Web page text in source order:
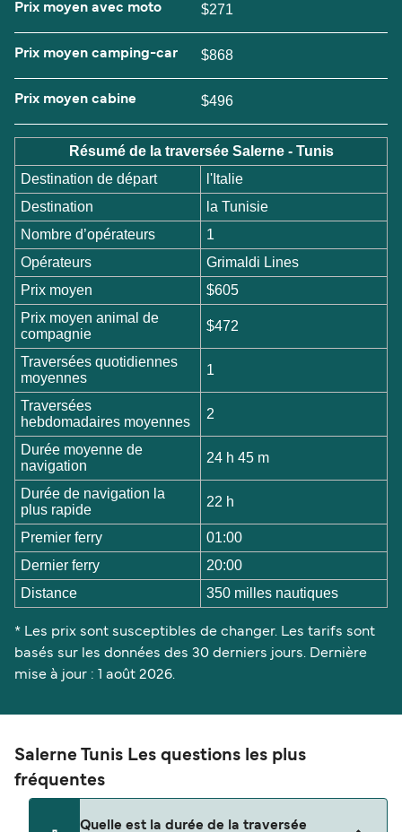
Prix moyen avec moto $271
Prix moyen camping-car $868
Prix moyen cabine $496
Résumé de la traversée Salerne - Tunis
Destination de départ
l'Italie
Destination
la Tunisie
Nombre d’opérateurs
1
Opérateurs
Grimaldi Lines
Prix moyen
$605
Prix moyen animal de
compagnie
$472
Traversées quotidiennes
moyennes
1
Traversées
hebdomadaires moyennes
2
Durée moyenne de
navigation
24 h 45 m
Durée de navigation la
plus rapide
22 h
Premier ferry
01:00
Dernier ferry
20:00
Distance
350 milles nautiques
* Les prix sont susceptibles de changer. Les tarifs sont
basés sur les données des 30 derniers jours. Dernière
mise à jour : 1 août 2026.
Salerne Tunis Les questions les plus
fréquentes
Quelle est la durée de la traversée